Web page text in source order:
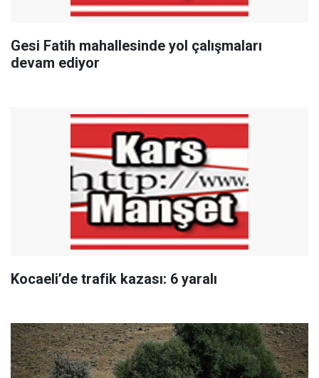
Gesi Fatih mahallesinde yol çalışmaları
devam ediyor
Kocaeli’de trafik kazası: 6 yaralı